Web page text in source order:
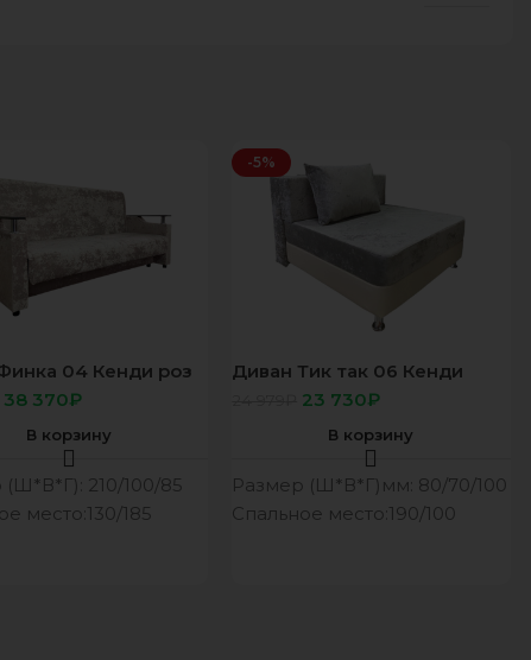
04 Кенди роз
38 370₽
В корзину
(Ш*В*Г): 210/100/85
место:130/185
-5%
Диван Тик так 06 Кенди
капучино23 730₽
В корзину
Размер (Ш*В*Г)мм: 80/70/100
Спальное место:190/100